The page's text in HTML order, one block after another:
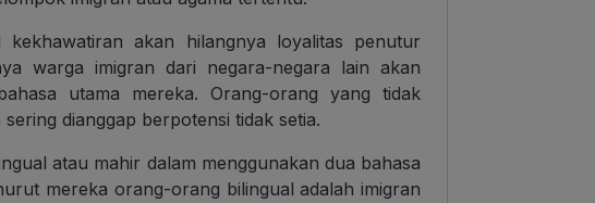
akan hilangnya loyalitas penutur
warga imigran dari negara-negara lain akan
utama mereka. Orang-orang yang tidak
dianggap berpotensi tidak setia.
atau mahir dalam menggunakan dua bahasa
mereka orang-orang bilingual adalah imigran